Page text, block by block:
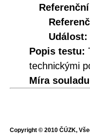
Událost:
Popis testu:
technickými
Míra
Copyright © 2010 ČÚZK,